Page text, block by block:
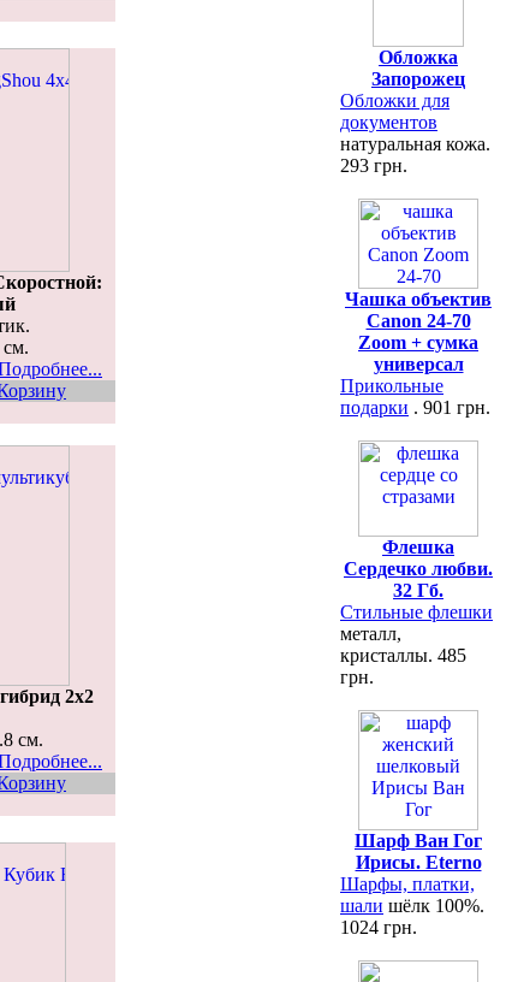
см.
2х2
см.
Обложка
Запорожец
Обложки для
документов
натуральная кожа.
293 грн.
Чашка объектив
Canon 24-70
Zoom + сумка
универсал
Прикольные
подарки . 901 грн.
Флешка
Сердечко любви.
32 Гб.
Стильные флешки
металл,
кристаллы. 485
грн.
Шарф Ван Гог
Ирисы. Eterno
Шарфы, платки,
шали шёлк 100%.
1024 грн.